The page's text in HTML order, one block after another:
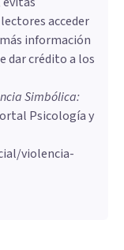
acceder
información
dar crédito a los
Simbólica:
Psicología y
violencia-